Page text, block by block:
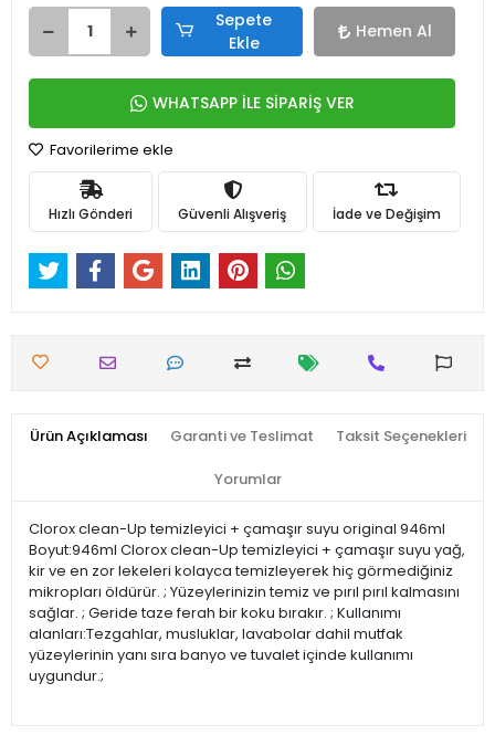
Sepete
Ekle
Hemen Al
WHATSAPP İLE SİPARİŞ VER
Favorilerime ekle
Hızlı Gönderi Güvenli Alışveriş İade ve Değişim
Ürün Açıklaması Garanti ve Teslimat Taksit Seçenekleri
Yorumlar
Clorox clean-Up temizleyici + çamaşır suyu original 946ml
Boyut:946ml Clorox clean-Up temizleyici + çamaşır suyu yağ,
kir ve en zor lekeleri kolayca temizleyerek hiç görmediğiniz
mikropları öldürür. ; Yüzeylerinizin temiz ve pırıl pırıl kalmasını
sağlar. ; Geride taze ferah bir koku bırakır. ; Kullanımı
alanları:Tezgahlar, musluklar, lavabolar dahil mutfak
yüzeylerinin yanı sıra banyo ve tuvalet içinde kullanımı
uygundur.;